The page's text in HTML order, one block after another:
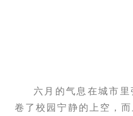
六月的气息在城市
卷了校园宁静的上空，